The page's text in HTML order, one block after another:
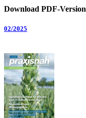
Download PDF-Version
02/2025